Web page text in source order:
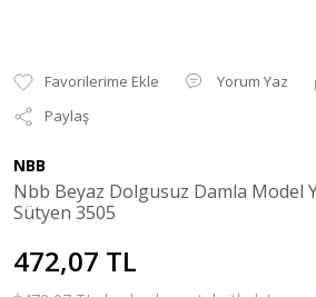
Yorum Yaz
Paylaş
NBB
Nbb Beyaz Dolgusuz Damla Model
Sütyen 3505
472,07 TL